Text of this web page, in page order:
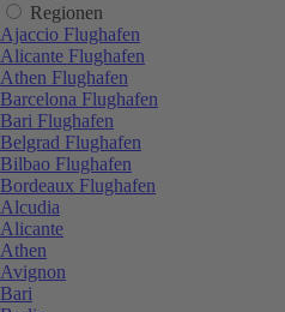
Regionen
Ajaccio Flughafen
Alicante Flughafen
Athen Flughafen
Barcelona Flughafen
Bari Flughafen
Belgrad Flughafen
Bilbao Flughafen
Bordeaux Flughafen
Alcudia
Alicante
Athen
Avignon
Bari